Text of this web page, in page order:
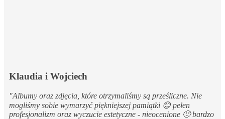
Klaudia i Wojciech
"Albumy oraz zdjęcia, które otrzymaliśmy są prześliczne. Nie
mogliśmy sobie wymarzyć piękniejszej pamiątki 😊 pełen
profesjonalizm oraz wyczucie estetyczne - nieocenione 🙂 bardzo